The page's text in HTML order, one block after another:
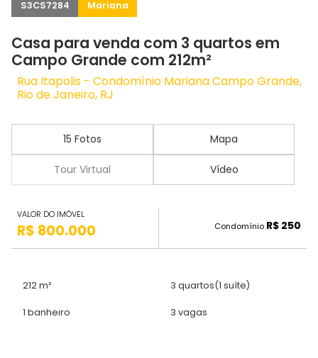
S3CS7284 Mariana
Casa para venda com 3 quartos em
Campo Grande com 212m²
Rua Itapolis - Condomínio Mariana Campo Grande,
Rio de Janeiro, RJ
15 Fotos Mapa
Tour Virtual Vídeo
VALOR DO IMÓVEL
R$ 800.000 Condomínio R$ 250
212 m² 3 quartos(1 suíte)
1 banheiro 3 vagas